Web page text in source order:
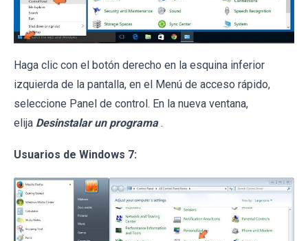
Haga clic con el botón derecho en la esquina inferior
izquierda de la pantalla, en el Menú de acceso rápido,
seleccione Panel de control. En la nueva ventana,
elija Desinstalar un programa .
Usuarios de Windows 7: